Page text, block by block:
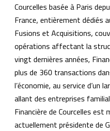
Courcelles basée à Paris
France, entièrement dédiés
Fusions et Acquisitions,
opérations affectant la
vingt dernières années,
plus de 360 transactions
l’économie, au service d’un
allant des entreprises
Financière de Courcelles
actuellement présidente de